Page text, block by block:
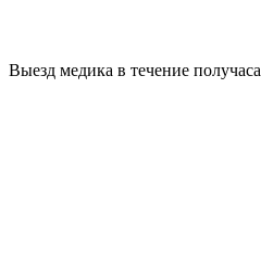
Выезд медика в течение получаса